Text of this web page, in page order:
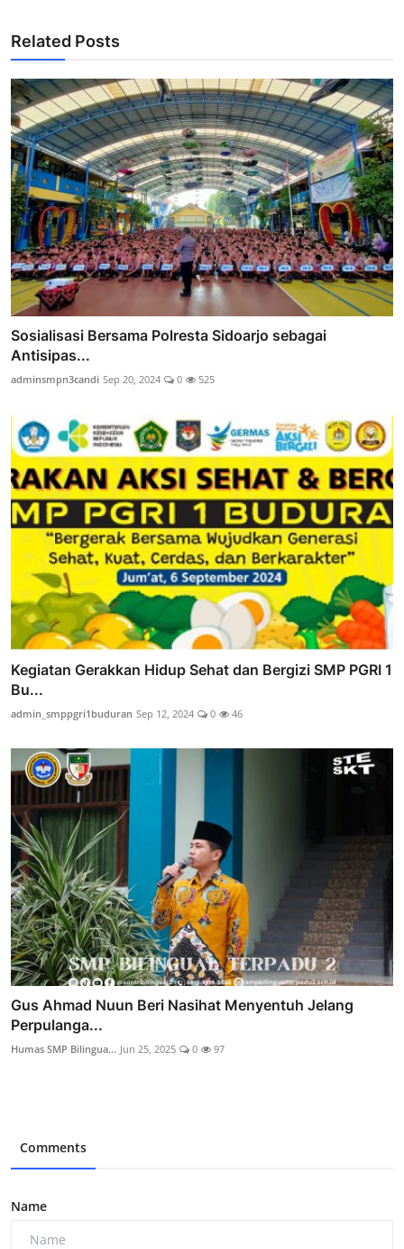
Related Posts
Sosialisasi Bersama Polresta Sidoarjo sebagai
Antisipas...
adminsmpn3candi Sep 20, 2024 0 525
Kegiatan Gerakkan Hidup Sehat dan Bergizi SMP PGRI 1
Bu...
admin_smppgri1buduran Sep 12, 2024 0 46
Gus Ahmad Nuun Beri Nasihat Menyentuh Jelang
Perpulanga...
Humas SMP Bilingua... Jun 25, 2025 0 97
Comments
Name